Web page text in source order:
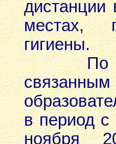
дистанции
местах,
гигиены.
По
в период
ноября